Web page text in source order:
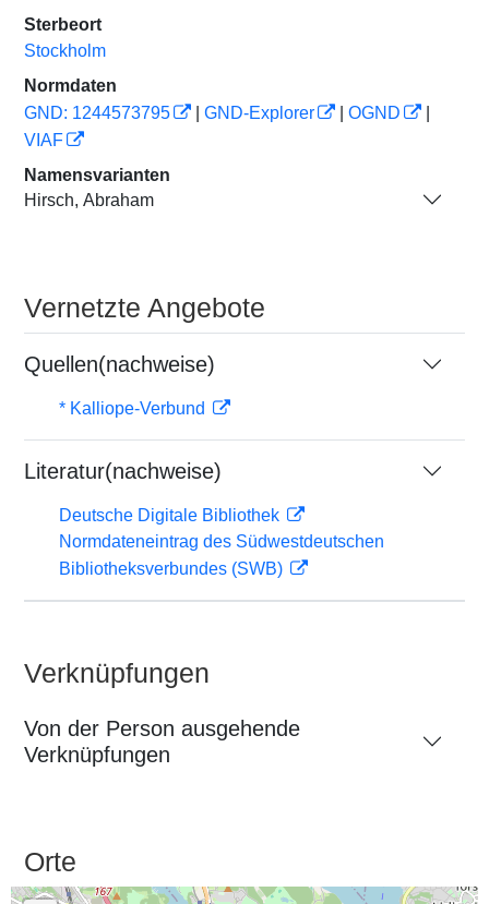
Sterbeort
Stockholm
Normdaten
GND: 1244573795
GND-Explorer OGND
VIAF
Namensvarianten
Hirsch, Abraham
Vernetzte Angebote
Quellen(nachweise)
* Kalliope-Verbund
Literatur(nachweise)
Deutsche Digitale Bibliothek
Normdateneintrag des Südwestdeutschen
Bibliotheksverbundes (SWB)
Verknüpfungen
Von der Person ausgehende
Verknüpfungen
Orte